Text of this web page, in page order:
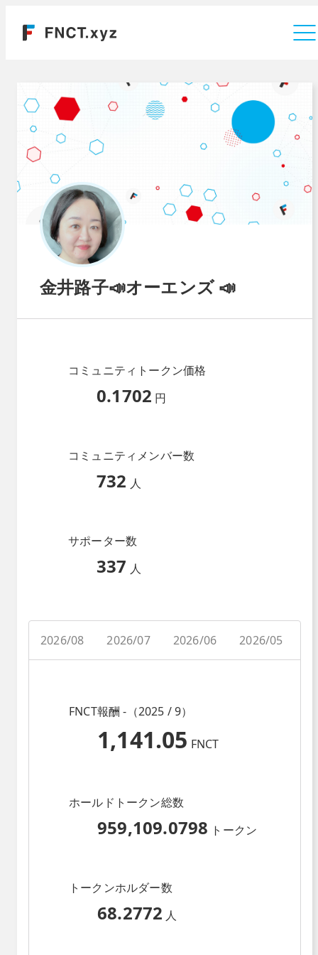
金井路子📣オーエンズ 📣
コミュニティトークン価格
0.1702 円
コミュニティメンバー数
732 人
サポーター数
337 人
2026/08 2026/07 2026/06 2026/05
FNCT報酬 -（2025 / 9）
1,141.05 FNCT
ホールドトークン総数
959,109.0798 トークン
トークンホルダー数
68.2772 人